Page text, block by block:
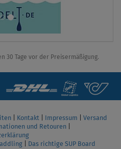
30 Tage vor der Preisermäßigung.
Kontakt Impressum
Versand
und Retouren
Das richtige SUP Board